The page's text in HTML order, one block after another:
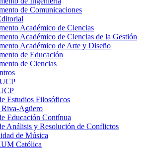
de Comunicaciones
Académico de Ciencias
Académico de Ciencias de la Gestión
Académico de Arte y Diseño
de Educación
de Ciencias
Estudios Filosóficos
Riva-Agüero
Educación Contínua
Análisis y Resolución de Conflictos
de Música
Católica